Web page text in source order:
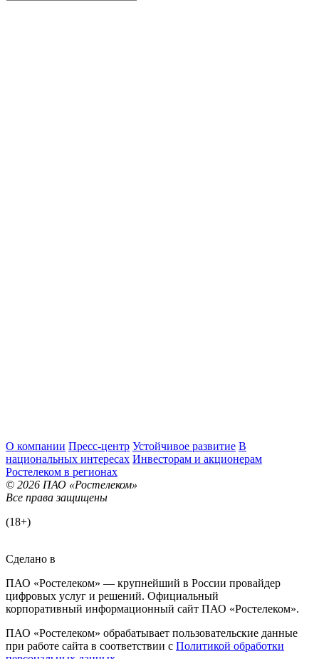
О компании Пресс-центр Устойчивое развитие В
национальных интересах Инвесторам и акционерам
Ростелеком в регионах
© 2026 ПАО «Ростелеком»
Все права защищены
(18+)
Сделано в
ПАО «Ростелеком» — крупнейший в России провайдер
цифровых услуг и решений. Официальный
корпоративный информационный сайт ПАО «Ростелеком».
ПАО «Ростелеком» обрабатывает пользовательские данные
при работе сайта в соответствии с Политикой обработки